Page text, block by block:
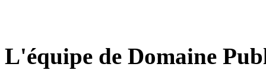
L'équipe de Domaine